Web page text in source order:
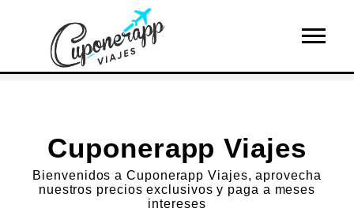
Cuponerapp Viajes
Bienvenidos a Cuponerapp Viajes, aprovecha
nuestros precios exclusivos y paga a meses
intereses